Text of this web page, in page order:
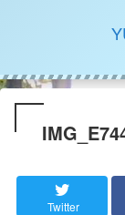
Twitter